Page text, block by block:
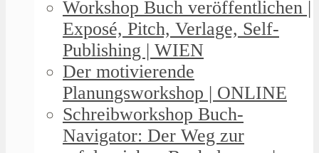
Workshop Buch veröffentlichen |
Exposé, Pitch, Verlage, Self-
Publishing | WIEN
Der motivierende
Planungsworkshop | ONLINE
Schreibworkshop Buch-
Navigator: Der Weg zur